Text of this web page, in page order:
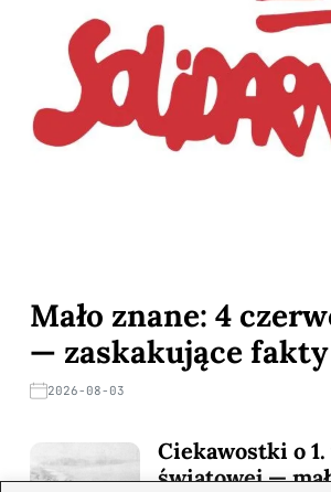
Mało znane: 4
— zaskakujące fakty
2026-08-03
Ciekawostki o
światowej —